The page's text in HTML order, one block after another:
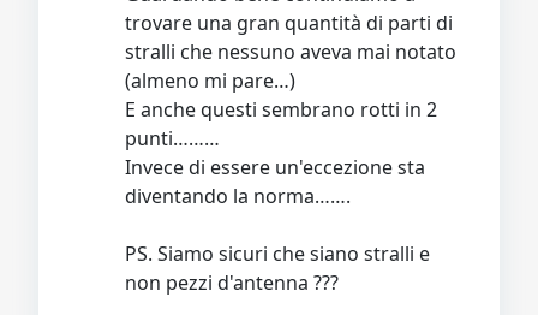
trovare una gran quantità di parti di
stralli che nessuno aveva mai notato
(almeno mi pare…)
E anche questi sembrano rotti in 2
punti………
Invece di essere un'eccezione sta
diventando la norma…….
PS. Siamo sicuri che siano stralli e
non pezzi d'antenna ???